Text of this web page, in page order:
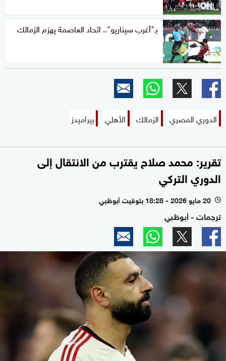
بـ"أغرب سيناريو".. اتحاد العاصمة يهزم الزمالك
الدوري المصري الزمالك الأهلي بيراميدز
تقرير: محمد صلاح يقترب من الانتقال إلى
الدوري التركي
l 20 مايو 2026 - 18:28 بتوقيت أبوظبي
ترجمات - أبوظبي